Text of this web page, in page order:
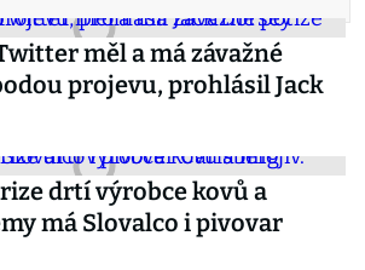
měl a má závažné
projevu, prohlásil Jack
drtí výrobce kovů a
má Slovalco i pivovar